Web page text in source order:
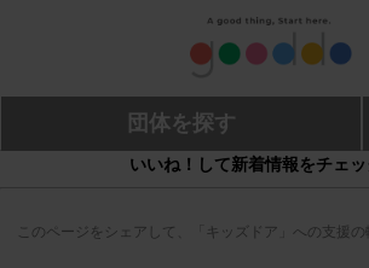
団体を探す
いいね！して新着情報をチェッ
このページをシェアして、「キッズドア」への支援の